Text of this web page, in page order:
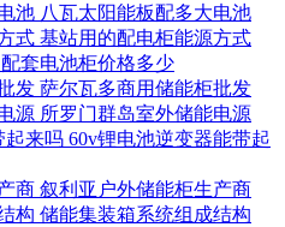
八瓦太阳能板配多大电池
基站用的配电柜能源方式
配套电池柜价格多少
萨尔瓦多商用储能柜批发
所罗门群岛室外储能电源
60v锂电池逆变器能带起
叙利亚户外储能柜生产商
储能集装箱系统组成结构